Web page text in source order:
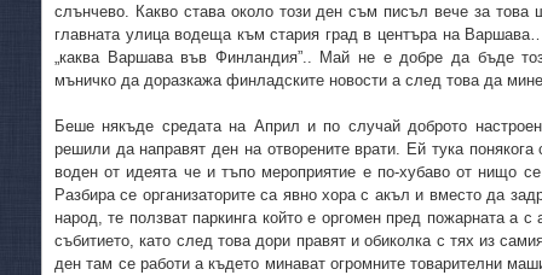
слънчево. Какво става около този ден съм писъл вече за
главната улица водеща към стария град в центъра на
„каква Варшава във Финландия”.. Май не е добре да бъде
мъничко да доразкажа финладските новости а след това да
Беше някъде средата на Април и по случай доброто
решили да направят ден на отворените врати. Ей тука
воден от идеята че и тъпо мероприятие е по-хубаво от нищо
Разбира се организаторите са явно хора с акъл и вместо да
народ, те ползват паркинга който е оргомен пред пожарната а
събитието, като след това дори правят и обиколка с тях из
ден там се работи а където минават огромните товарителни